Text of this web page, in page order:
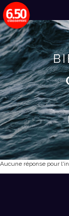
Aucune réponse pour